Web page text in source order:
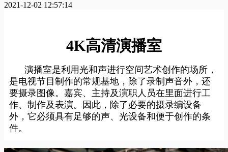
2021-12-02 12:57:14
4K高清演播室
演播室是利用光和声进行空间艺术创作的场所，
是电视节目制作的常规基地，除了录制声音外，还
要摄录图像。嘉宾、主持及演职人员在里面进行工
作、制作及表演。因此，除了必要的摄录编设备
外，它必须具有足够的声、光设备和便于创作的条
件。